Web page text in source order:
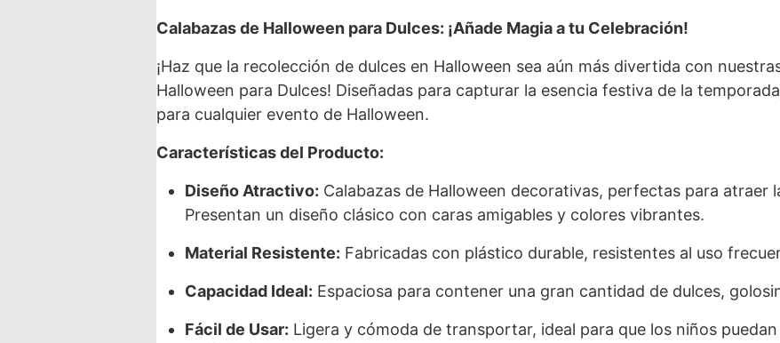
Calabazas de Halloween para Dulces: ¡Añade Magia a tu Celebración!
¡Haz que la recolección de dulces en Halloween sea aún más divertida con
Halloween para Dulces! Diseñadas para capturar la esencia festiva de la
para cualquier evento de Halloween.
Características del Producto:
Diseño Atractivo: Calabazas de Halloween decorativas, perfectas para atraer
Presentan un diseño clásico con caras amigables y colores vibrantes.
Material Resistente: Fabricadas con plástico durable, resistentes al uso
Capacidad Ideal: Espaciosa para contener una gran cantidad de dulces,
Fácil de Usar: Ligera y cómoda de transportar, ideal para que los niños